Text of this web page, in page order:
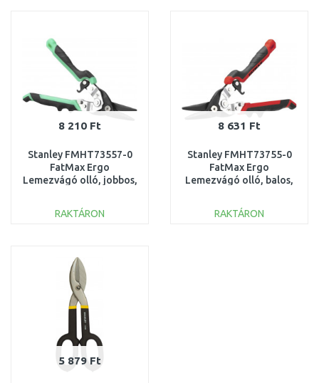
8 210 Ft
Stanley FMHT73557-0
FatMax Ergo
Lemezvágó olló, jobbos,
RAKTÁRON
Összehasonlítás
8 631 Ft
Stanley FMHT73755-0
FatMax Ergo
Lemezvágó olló, balos,
RAKTÁRON
5 879 Ft